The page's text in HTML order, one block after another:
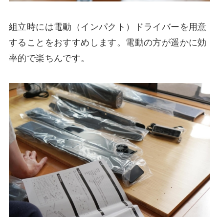
組立時には電動（インパクト）ドライバーを用意
することをおすすめします。電動の方が遥かに効
率的で楽ちんです。